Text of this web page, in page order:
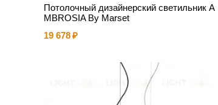
Потолочный дизайнерский светильник A
MBROSIA By Marset
19 678